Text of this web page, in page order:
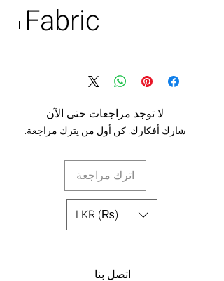
Fabric
Silk organza
Lining - cotton.
لا توجد مراجعات حتى الآن
شارك أفكارك. كن أول من يترك مراجعة.
اترك مراجعة
LKR (₨)
اتصل بنا